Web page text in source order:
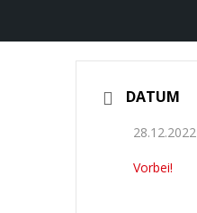
DATUM
28.12.2022
Vorbei!